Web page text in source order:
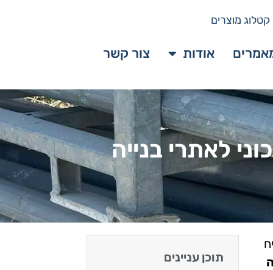
קטלוג מוצרים
אודות צור קשר
תוכן עניינים